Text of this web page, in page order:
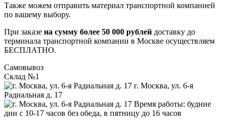
Также можем отправить материал транспортной компанией
по вашему выбору.
При заказе на сумму более 50 000 рублей доставку до
терминала транспортной компании в Москве осуществляем
БЕСПЛАТНО.
Самовывоз
Склад №1
г. Москва, ул. 6-я
Радиальная д. 17
Время работы: будние
дни с 10-17 часов без обеда, в пятницу до 16 часов